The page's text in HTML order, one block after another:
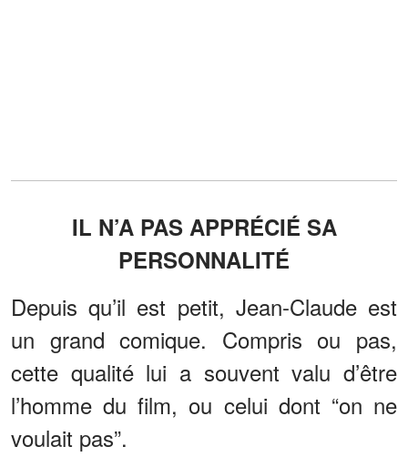
IL N’A PAS APPRÉCIÉ SA
PERSONNALITÉ
Depuis qu’il est petit, Jean-Claude est
un grand comique. Compris ou pas,
cette qualité lui a souvent valu d’être
l’homme du film, ou celui dont “on ne
voulait pas”.